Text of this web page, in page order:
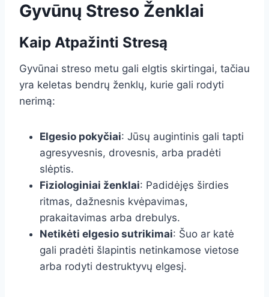
Gyvūnų Streso Ženklai
Kaip Atpažinti Stresą
Gyvūnai streso metu gali elgtis skirtingai, tačiau
yra keletas bendrų ženklų, kurie gali rodyti
nerimą:
Elgesio pokyčiai: Jūsų augintinis gali tapti
agresyvesnis, drovesnis, arba pradėti
slėptis.
Fiziologiniai ženklai: Padidėjęs širdies
ritmas, dažnesnis kvėpavimas,
prakaitavimas arba drebulys.
Netikėti elgesio sutrikimai: Šuo ar katė
gali pradėti šlapintis netinkamose vietose
arba rodyti destruktyvų elgesį.